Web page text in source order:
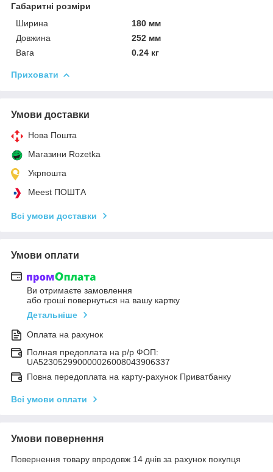
Габаритні розміри
Ширина
180 мм
Довжина
252 мм
Вага
0.24 кг
Приховати
Умови доставки
Нова Пошта
Магазини Rozetka
Укрпошта
Meest ПОШТА
Всі умови доставки
Умови оплати
Ви отримаєте замовлення
або гроші повернуться на вашу картку
Детальніше
Оплата на рахунок
Полная предоплата на р/р ФОП:
UA523052990000026008043906337
Повна передоплата на карту-рахунок Приватбанку
Всі умови оплати
Умови повернення
Повернення товару впродовж 14 днів за рахунок покупця